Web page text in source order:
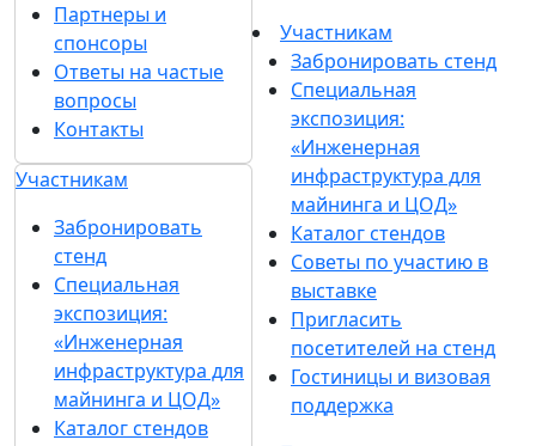
Партнеры и
спонсоры
Ответы на частые
вопросы
Контакты
Участникам
Забронировать
стенд
Специальная
экспозиция:
«Инженерная
инфраструктура для
майнинга и ЦОД»
Каталог стендов
Участникам
Забронировать стенд
Специальная
экспозиция:
«Инженерная
инфраструктура для
майнинга и ЦОД»
Каталог стендов
Советы по участию в
выставке
Пригласить
посетителей на стенд
Гостиницы и визовая
поддержка